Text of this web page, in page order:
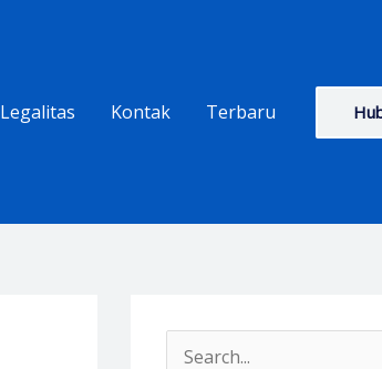
Legalitas Kontak Terbaru